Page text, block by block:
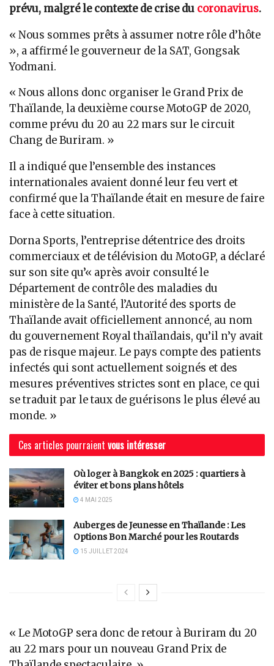
prévu, malgré le contexte de crise du coronavirus.
« Nous sommes prêts à assumer notre rôle d’hôte
», a affirmé le gouverneur de la SAT, Gongsak
Yodmani.
« Nous allons donc organiser le Grand Prix de
Thaïlande, la deuxième course MotoGP de 2020,
comme prévu du 20 au 22 mars sur le circuit
Chang de Buriram. »
Il a indiqué que l’ensemble des instances
internationales avaient donné leur feu vert et
confirmé que la Thaïlande était en mesure de faire
face à cette situation.
Dorna Sports, l’entreprise détentrice des droits
commerciaux et de télévision du MotoGP, a déclaré
sur son site qu’« après avoir consulté le
Département de contrôle des maladies du
ministère de la Santé, l’Autorité des sports de
Thaïlande avait officiellement annoncé, au nom
du gouvernement Royal thaïlandais, qu’il n’y avait
pas de risque majeur. Le pays compte des patients
infectés qui sont actuellement soignés et des
mesures préventives strictes sont en place, ce qui
se traduit par le taux de guérisons le plus élevé au
monde. »
Ces articles pourraient vous intéresser
Où loger à Bangkok en 2025 : quartiers à
éviter et bons plans hôtels
4 MAI 2025
Auberges de Jeunesse en Thaïlande : Les
Options Bon Marché pour les Routards
15 JUILLET 2024
« Le MotoGP sera donc de retour à Buriram du 20
au 22 mars pour un nouveau Grand Prix de